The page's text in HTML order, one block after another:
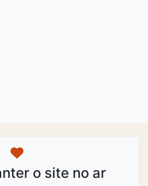
o site no ar